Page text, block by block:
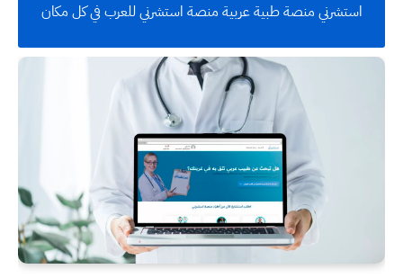
استشرني منصة طبية عربية منصة استشرني للعرب في كل مكان